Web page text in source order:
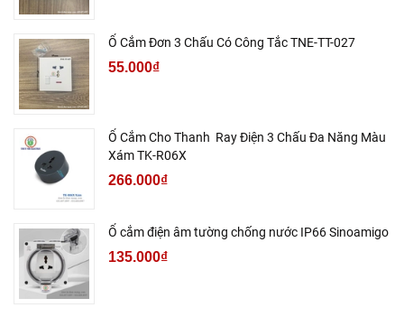
Ổ Cắm Đơn 3 Chấu Có Công Tắc TNE-TT-027
55.000₫
Ổ Cắm Cho Thanh Ray Điện 3 Chấu Đa Năng Màu
Xám TK-R06X
266.000₫
Ổ cắm điện âm tường chống nước IP66 Sinoamigo
135.000₫